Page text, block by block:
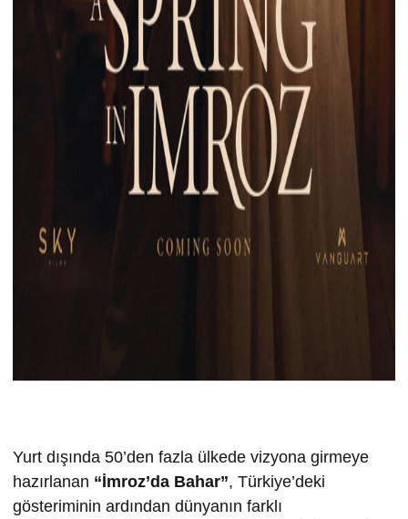
Yurt dışında 50’den fazla ülkede vizyona girmeye
hazırlanan “İmroz’da Bahar”, Türkiye’deki
gösteriminin ardından dünyanın farklı